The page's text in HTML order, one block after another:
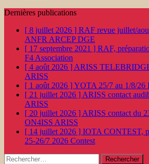
Dernières publications
[ 8 juillet 2026 ] RAF revue juillet/
ANFR ARCEP DGE
[ 17 septembre 2021 ] RAF,
F4 Association
[ 4 août 2026 ] ARISS
ARISS
[ 1 août 2026 ]YOTA 25/7 au 1/8/26
[ 21 juillet 2026 ] ARISS contact
ARISS
[ 20 juillet 2026 ] ARISS contact du
ON4ISS ARISS
[ 14 juillet 2026 ] IOTA CONTEST,
25-26/7 2026 Contest
Rechercher :